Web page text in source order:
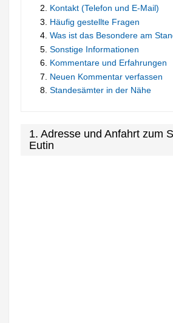
Kontakt (Telefon und E-Mail)
Häufig gestellte Fragen
Was ist das Besondere am
Sonstige Informationen
Kommentare und Erfahrungen
Neuen Kommentar verfassen
Standesämter in der Nähe
1. Adresse und Anfahrt zum
Eutin